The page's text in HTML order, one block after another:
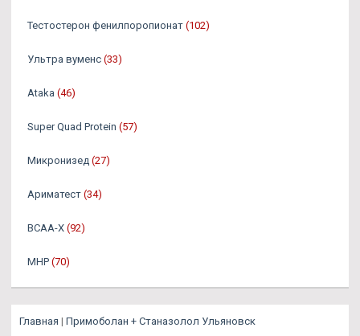
Тестостерон фенилпоропионат (102)
Ультра вуменс (33)
Ataka (46)
Super Quad Protein (57)
Микронизед (27)
Ариматест (34)
BCAA-X (92)
MHP (70)
Главная | Примоболан + Станазолол Ульяновск